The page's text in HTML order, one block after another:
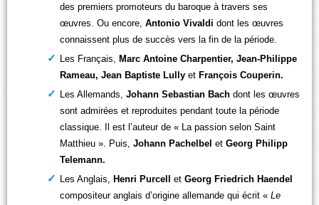
des premiers promoteurs du baroque à travers ses
œuvres. Ou encore,Antonio Vivaldi dont les œuvres
connaissent plus de succès vers la fin de la période.
Les Français,Marc Antoine Charpentier, Jean-Philippe
Rameau, Jean Baptiste Lullyet François Couperin.
Les Allemands,Johann Sebastian Bach dont les œuvres
sont admirées et reproduites pendant toute la période
classique. Il est l’auteur de « La passion selon Saint
Matthieu ». Puis,Johann Pachelbelet Georg Philipp
Telemann.
Les Anglais,Henri Purcellet Georg Friedrich Haendel
compositeur anglais d’origine allemande qui écrit «Le